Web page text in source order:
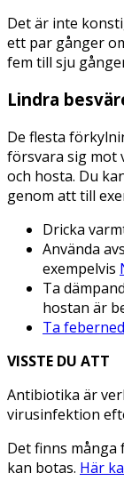
Det är inte
ett par gånger
fem till sju
Lindra
De flesta
försvara sig mot
och hosta. Du
genom att till
Dricka
Använda
exempelvis
Ta
hostan är
Ta
VISSTE DU ATT
Antibiotika är
virusinfektion
Det finns
kan botas. Här